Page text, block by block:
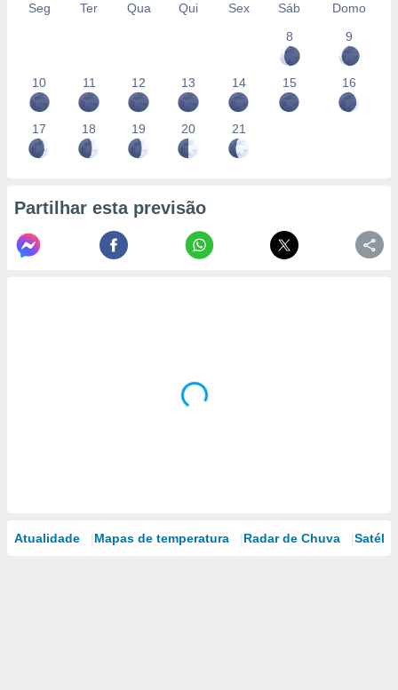
Seg Ter Qua Qui Sex Sáb
Domo
8
9
10 11 12 13 14 15 16
17 18 19 20 21
Partilhar esta previsão
Atualidade Mapas de temperatura Radar de Chuva